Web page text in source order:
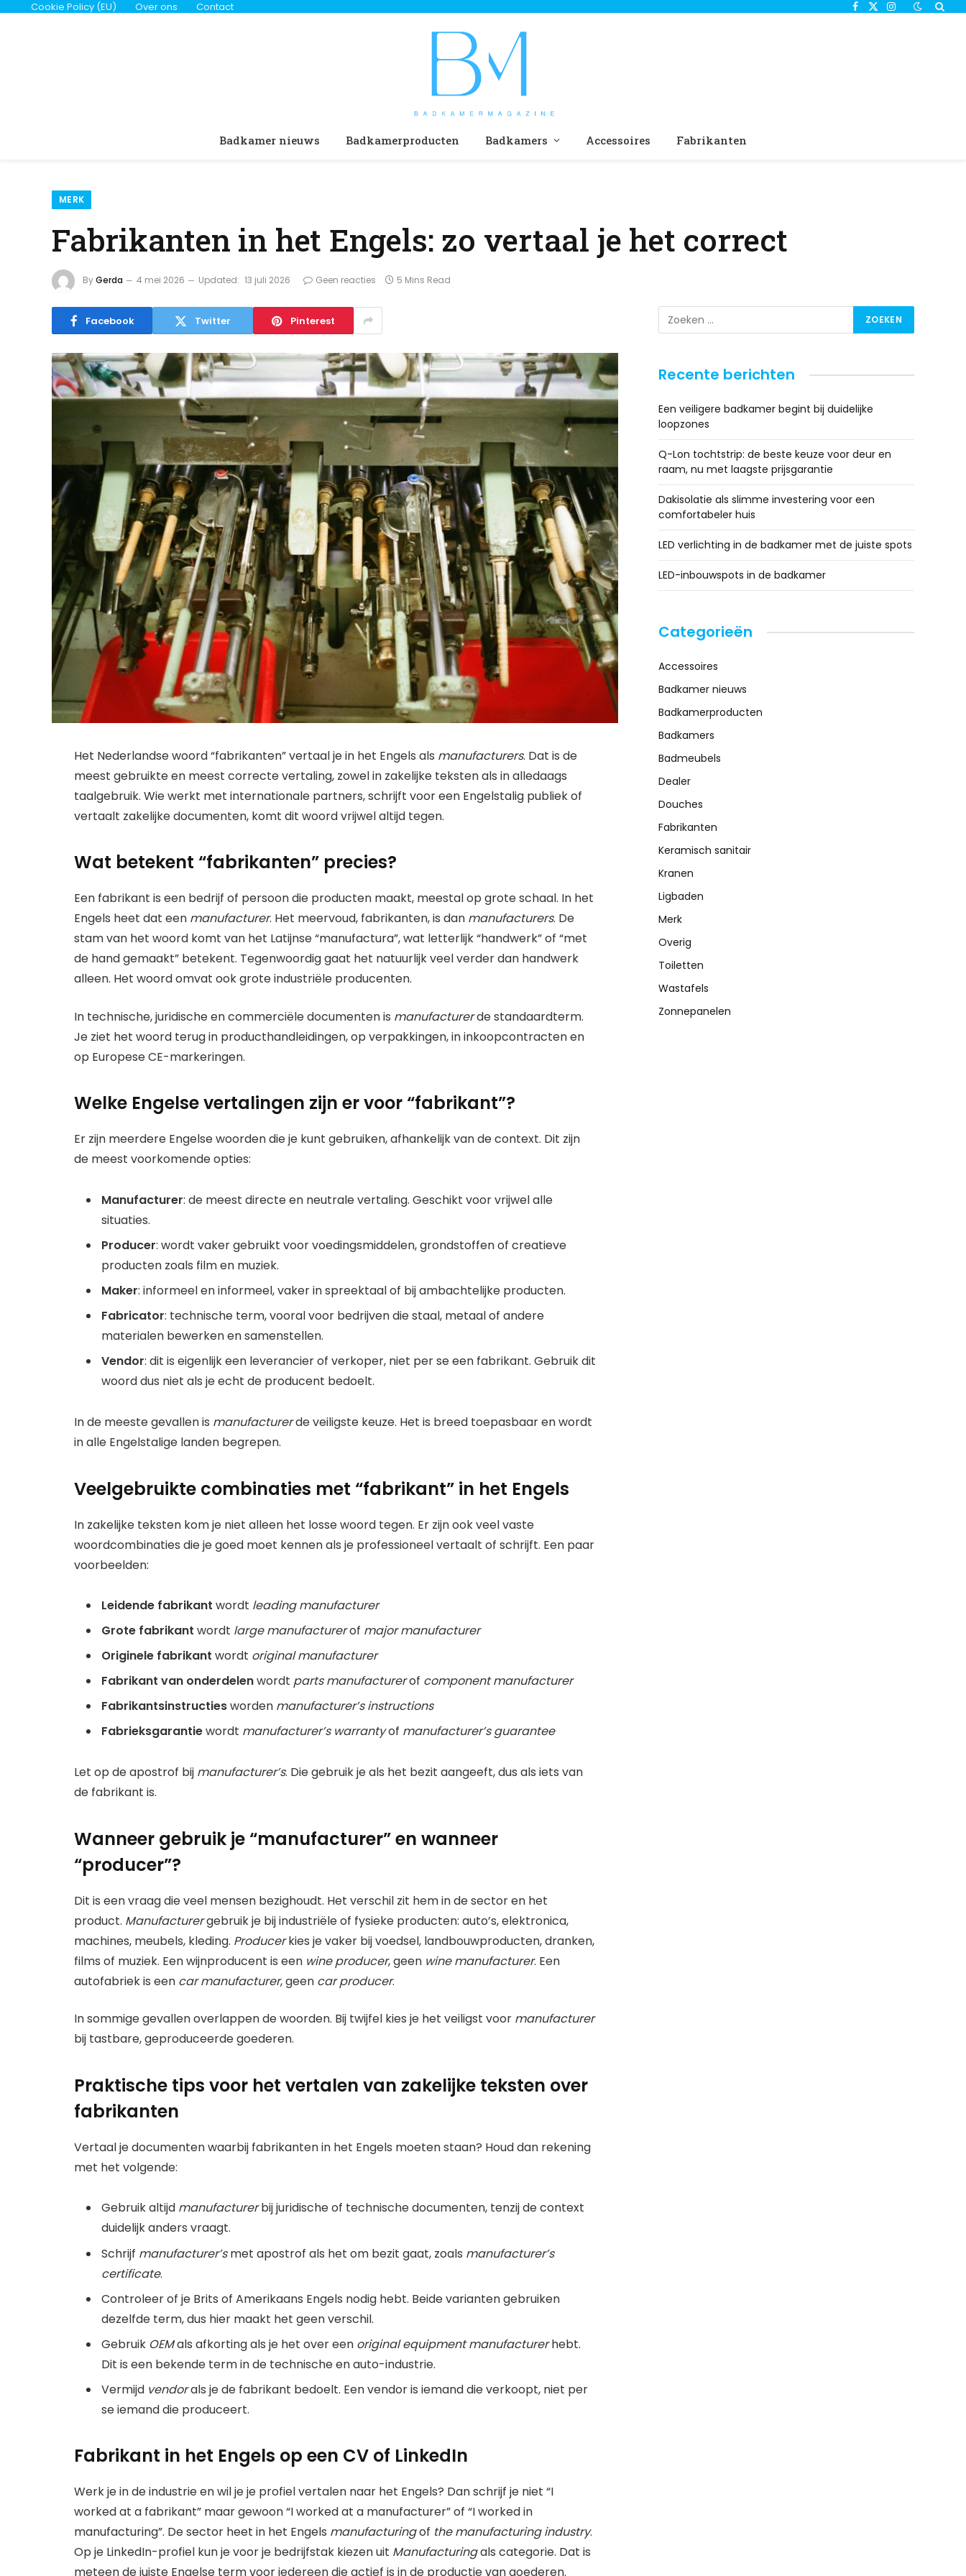
Cookie Policy (EU) Over ons Contact Facebook
X
Instagram
Badkamer nieuws Badkamerproducten Badkamers Accessoires Fabrikanten
MERK
Fabrikanten in het Engels: zo vertaal je het correct
ByGerda 4 mei 2026 Updated: 13 juli 2026 Geen reacties 5 Mins Read
Facebook Twitter Pinterest
Het Nederlandse woord “fabrikanten” vertaal je in het Engels als manufacturers. Dat is de
meest gebruikte en meest correcte vertaling, zowel in zakelijke teksten als in alledaags
taalgebruik. Wie werkt met internationale partners, schrijft voor een Engelstalig publiek of
vertaalt zakelijke documenten, komt dit woord vrijwel altijd tegen.
Wat betekent “fabrikanten” precies?
Een fabrikant is een bedrijf of persoon die producten maakt, meestal op grote schaal. In het
Engels heet dat een manufacturer. Het meervoud, fabrikanten, is dan manufacturers. De
stam van het woord komt van het Latijnse “manufactura”, wat letterlijk “handwerk” of “met
de hand gemaakt” betekent. Tegenwoordig gaat het natuurlijk veel verder dan handwerk
alleen. Het woord omvat ook grote industriële producenten.
In technische, juridische en commerciële documenten is manufacturerde standaardterm.
Je ziet het woord terug in producthandleidingen, op verpakkingen, in inkoopcontracten en
op Europese CE-markeringen.
Welke Engelse vertalingen zijn er voor “fabrikant”?
Er zijn meerdere Engelse woorden die je kunt gebruiken, afhankelijk van de context. Dit zijn
de meest voorkomende opties:
Manufacturer: de meest directe en neutrale vertaling. Geschikt voor vrijwel alle
situaties.
Producer: wordt vaker gebruikt voor voedingsmiddelen, grondstoffen of creatieve
producten zoals film en muziek.
Maker: informeel en informeel, vaker in spreektaal of bij ambachtelijke producten.
Fabricator: technische term, vooral voor bedrijven die staal, metaal of andere
materialen bewerken en samenstellen.
Vendor: dit is eigenlijk een leverancier of verkoper, niet per se een fabrikant. Gebruik dit
woord dus niet als je echt de producent bedoelt.
In de meeste gevallen is manufacturerde veiligste keuze. Het is breed toepasbaar en wordt
in alle Engelstalige landen begrepen.
Veelgebruikte combinaties met “fabrikant” in het Engels
In zakelijke teksten kom je niet alleen het losse woord tegen. Er zijn ook veel vaste
woordcombinaties die je goed moet kennen als je professioneel vertaalt of schrijft. Een paar
voorbeelden:
Leidende fabrikant wordt leading manufacturer
Grote fabrikant wordt large manufacturerof major manufacturer
Originele fabrikant wordt original manufacturer
Fabrikant van onderdelenwordt parts manufacturerof component manufacturer
Fabrikantsinstructiesworden manufacturer’s instructions
Fabrieksgarantiewordt manufacturer’s warrantyof manufacturer’s guarantee
Let op de apostrof bij manufacturer’s. Die gebruik je als het bezit aangeeft, dus als iets van
de fabrikant is.
Wanneer gebruik je “manufacturer” en wanneer
“producer”?
Dit is een vraag die veel mensen bezighoudt. Het verschil zit hem in de sector en het
product. Manufacturergebruik je bij industriële of fysieke producten: auto’s, elektronica,
machines, meubels, kleding. Producerkies je vaker bij voedsel, landbouwproducten, dranken,
films of muziek. Een wijnproducent is een wine producer, geen wine manufacturer. Een
autofabriek is een car manufacturer, geen car producer.
In sommige gevallen overlappen de woorden. Bij twijfel kies je het veiligst voor manufacturer
bij tastbare, geproduceerde goederen.
Praktische tips voor het vertalen van zakelijke teksten over
fabrikanten
Vertaal je documenten waarbij fabrikanten in het Engels moeten staan? Houd dan rekening
met het volgende:
Gebruik altijd manufacturerbij juridische of technische documenten, tenzij de context
duidelijk anders vraagt.
Schrijf manufacturer’smet apostrof als het om bezit gaat, zoals manufacturer’s
certificate.
Controleer of je Brits of Amerikaans Engels nodig hebt. Beide varianten gebruiken
dezelfde term, dus hier maakt het geen verschil.
Gebruik OEMals afkorting als je het over een original equipment manufacturerhebt.
Dit is een bekende term in de technische en auto-industrie.
Vermijd vendorals je de fabrikant bedoelt. Een vendor is iemand die verkoopt, niet per
se iemand die produceert.
Fabrikant in het Engels op een CV of LinkedIn
Werk je in de industrie en wil je je profiel vertalen naar het Engels? Dan schrijf je niet “I
worked at a fabrikant” maar gewoon “I worked at a manufacturer” of “I worked in
manufacturing”. De sector heet in het Engels manufacturingof the manufacturing industry.
Op je LinkedIn-profiel kun je voor je bedrijfstak kiezen uit Manufacturingals categorie. Dat is
meteen de juiste Engelse term voor iedereen die actief is in de productie van goederen.
Recente berichten
Een veiligere badkamer begint bij duidelijke
loopzones
Q-Lon tochtstrip: de beste keuze voor deur en
raam, nu met laagste prijsgarantie
Dakisolatie als slimme investering voor een
comfortabeler huis
LED verlichting in de badkamer met de juiste spots
LED-inbouwspots in de badkamer
Categorieën
Accessoires
Badkamer nieuws
Badkamerproducten
Badkamers
Badmeubels
Dealer
Douches
Fabrikanten
Keramisch sanitair
Kranen
Ligbaden
Merk
Overig
Toiletten
Wastafels
Zonnepanelen